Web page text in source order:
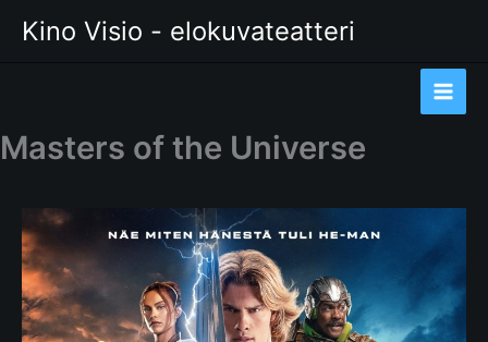
sisältöön
Kino Visio - elokuvateatteri
Masters of the Universe